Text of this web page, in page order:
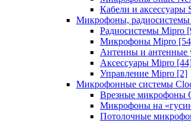
Кабели и аксессуары
Микрофоны,
Радиосистемы Mipro
Микрофоны Mipro
Антенны и антенные
Аксессуары Mipro
Управление Mipro [2]
Микрофонные системы
Врезные микрофоны
Микрофоны на
Потолочные